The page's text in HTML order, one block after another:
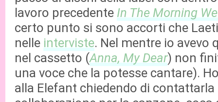
lavoro precedente In The Morning
certo punto si sono accorti che
nelle interviste. Nel mentre io avevo
nel cassetto (Anna, My Dear) non
una voce che la potesse cantare).
alla Elefant chiedendo di contattarla